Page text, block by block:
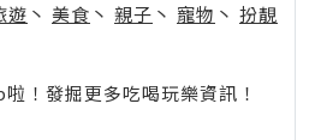
遊 丶 美食 丶 親子 丶 寵物 丶 扮靚
！發掘更多吃喝玩樂資訊！